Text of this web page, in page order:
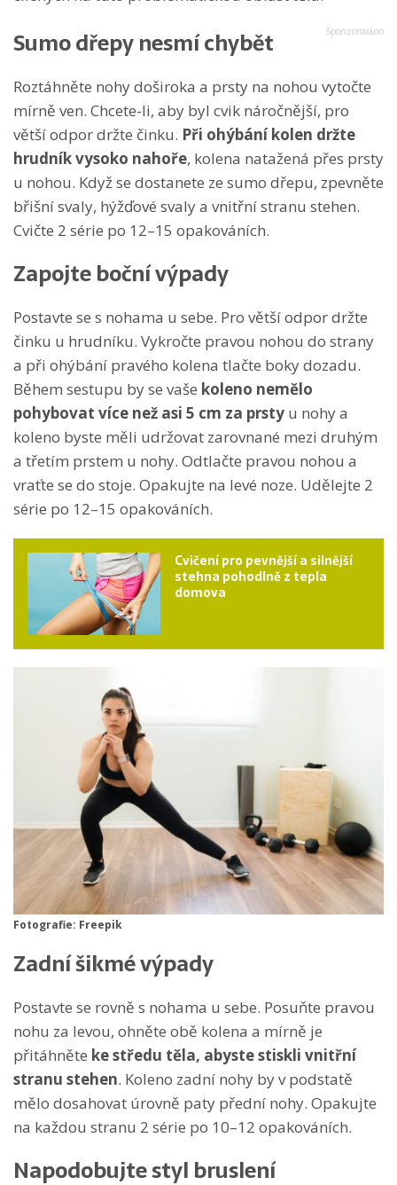
Sumo dřepy nesmí chybět
Roztáhněte nohy doširoka a prsty na nohou vytočte
mírně ven. Chcete-li, aby byl cvik náročnější, pro
větší odpor držte činku. Při ohýbání kolen držte
hrudník vysoko nahoře, kolena natažená přes prsty
u nohou. Když se dostanete ze sumo dřepu, zpevněte
břišní svaly, hýžďové svaly a vnitřní stranu stehen.
Cvičte 2 série po 12–15 opakováních.
Zapojte boční výpady
Postavte se s nohama u sebe. Pro větší odpor držte
činku u hrudníku. Vykročte pravou nohou do strany
a při ohýbání pravého kolena tlačte boky dozadu.
Během sestupu by se vaše koleno nemělo
pohybovat více než asi 5 cm za prsty u nohy a
koleno byste měli udržovat zarovnané mezi druhým
a třetím prstem u nohy. Odtlačte pravou nohou a
vraťte se do stoje. Opakujte na levé noze. Udělejte 2
série po 12–15 opakováních.
Cvičení pro pevnější a silnější
stehna pohodlně z tepla
domova
Fotografie: Freepik
Zadní šikmé výpady
Postavte se rovně s nohama u sebe. Posuňte pravou
nohu za levou, ohněte obě kolena a mírně je
přitáhněte ke středu těla, abyste stiskli vnitřní
stranu stehen. Koleno zadní nohy by v podstatě
mělo dosahovat úrovně paty přední nohy. Opakujte
na každou stranu 2 série po 10–12 opakováních.
Napodobujte styl bruslení